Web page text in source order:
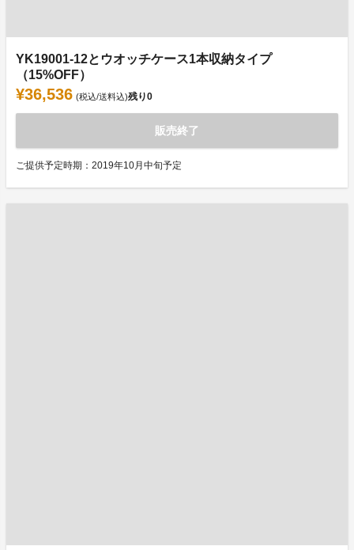
YK19001-12とウオッチケース1本収納タイプ
（15%OFF）
¥36,536 (税込/送料込)残り0
販売終了
ご提供予定時期：2019年10月中旬予定